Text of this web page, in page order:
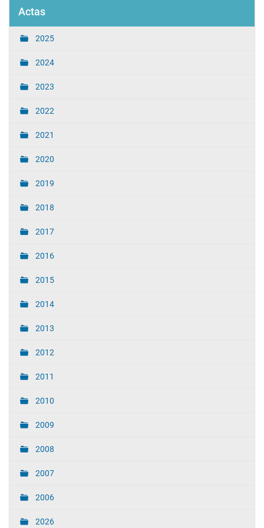
Actas
2025
2024
2023
2022
2021
2020
2019
2018
2017
2016
2015
2014
2013
2012
2011
2010
2009
2008
2007
2006
2026